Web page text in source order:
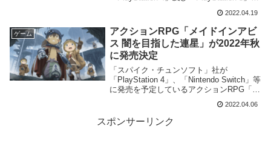
28日に発売する事を発表致しました。
2022.04.19
ゲーム
アクションRPG「メイドインアビ
ス 闇を目指した連星」が2022年秋
に発売決定
「スパイク・チュンソフト」社が
「PlayStation 4」、「Nintendo Switch」等
に発売を予定しているアクションRPG「メ
2022年秋に決定した事を発表、PVを公開
致しました。
2022.04.06
スポンサーリンク